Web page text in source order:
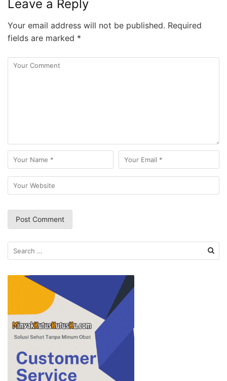
Leave a Reply
Your email address will not be published. Required
fields are marked *
Search
for: